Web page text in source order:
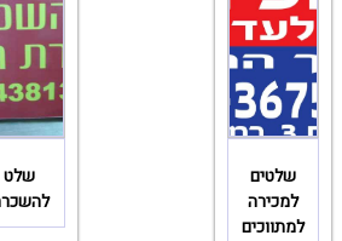
שלטים
למכירה
למתווכים
שלט